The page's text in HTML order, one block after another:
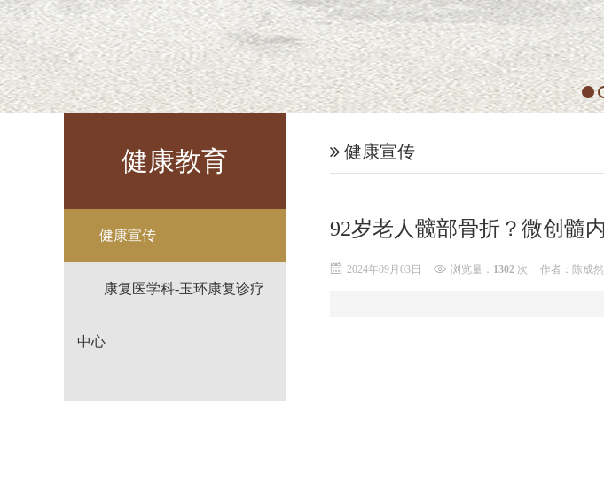
健康教育
健康宣传
康复医学科-玉环康复诊疗
中心
健康宣传
92岁老人髋部骨折？微创髓
2024年09月03日 浏览量： 1302 次 作者：陈成